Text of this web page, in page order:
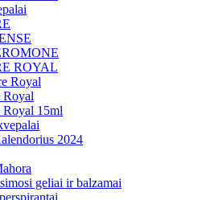
ROYAL
Royal
Royal
Royal 15ml
2024
geliai ir balzamai